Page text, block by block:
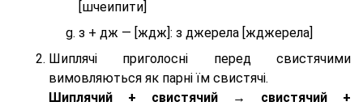
[шчеипити]
з + дж — [ждж]: з джерела [жджерела]
Шиплячі приголосні перед свистячими
вимовляються як парні їм свистячі.
Шиплячий + свистячий → свистячий +